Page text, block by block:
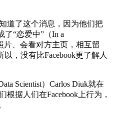
道了这个消息，因为他们把
了“恋爱中”（In a
片、会看对方主页，相互留
，没有比Facebook更了解人
Scientist）Carlos Diuk就在
根据人们在Facebook上行为，